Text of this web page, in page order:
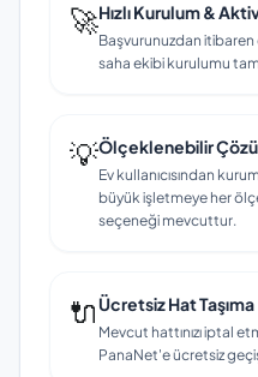
🚀Hızlı Kurulum &
Başvurunuzdan
saha ekibi kurulumu
💡Ölçeklenebilir
Ev kullanıcısından
büyük işletmeye her
seçeneği mevcuttur.
🔌Ücretsiz Hat Taşıma
Mevcut hattınızı iptal
PanaNet'e ücretsiz